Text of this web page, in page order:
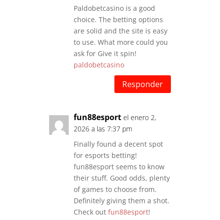
Paldobetcasino is a good
choice. The betting options
are solid and the site is easy
to use. What more could you
ask for Give it spin!
paldobetcasino
Responder
fun88esport el enero 2,
2026 a las 7:37 pm
Finally found a decent spot
for esports betting!
fun88esport seems to know
their stuff. Good odds, plenty
of games to choose from.
Definitely giving them a shot.
Check out fun88esport!